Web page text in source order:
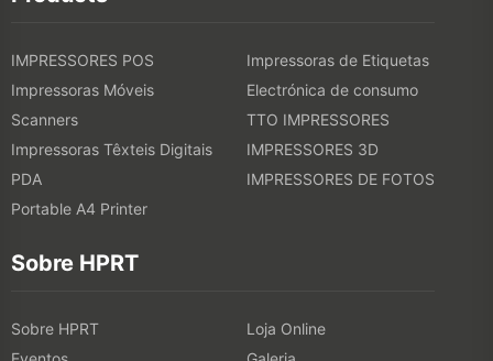
IMPRESSORES POS
Impressoras de Etiquetas
Impressoras Móveis
Electrónica de consumo
Scanners
TTO IMPRESSORES
Impressoras Têxteis Digitais
IMPRESSORES 3D
PDA
IMPRESSORES DE FOTOS
Portable A4 Printer
Sobre HPRT
Sobre HPRT
Loja Online